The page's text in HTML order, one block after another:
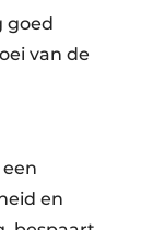
goed
van de
en